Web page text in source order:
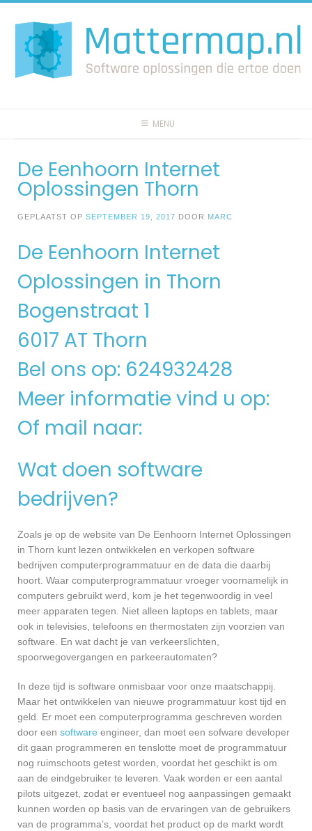
naar
inhoud
MENU
De Eenhoorn Internet
Oplossingen Thorn
GEPLAATST OP SEPTEMBER 19, 2017 DOOR MARC
De Eenhoorn Internet
Oplossingen in Thorn
Bogenstraat 1
6017 AT Thorn
Bel ons op: 624932428
Meer informatie vind u op:
Of mail naar:
Wat doen software
bedrijven?
Zoals je op de website van De Eenhoorn Internet Oplossingen
in Thorn kunt lezen ontwikkelen en verkopen software
bedrijven computerprogrammatuur en de data die daarbij
hoort. Waar computerprogrammatuur vroeger voornamelijk in
computers gebruikt werd, kom je het tegenwoordig in veel
meer apparaten tegen. Niet alleen laptops en tablets, maar
ook in televisies, telefoons en thermostaten zijn voorzien van
software. En wat dacht je van verkeerslichten,
spoorwegovergangen en parkeerautomaten?
In deze tijd is software onmisbaar voor onze maatschappij.
Maar het ontwikkelen van nieuwe programmatuur kost tijd en
geld. Er moet een computerprogramma geschreven worden
door een software engineer, dan moet een sofware developer
dit gaan programmeren en tenslotte moet de programmatuur
nog ruimschoots getest worden, voordat het geschikt is om
aan de eindgebruiker te leveren. Vaak worden er een aantal
pilots uitgezet, zodat er eventueel nog aanpassingen gemaakt
kunnen worden op basis van de ervaringen van de gebruikers
van de programma’s, voordat het product op de markt wordt